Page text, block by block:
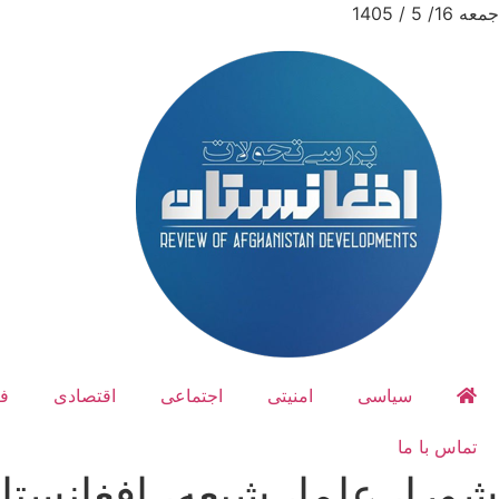
جمعه 16/ 5 / 1405
سیاسی امنیتی اجتماعی اقتصادی
تماس با ما